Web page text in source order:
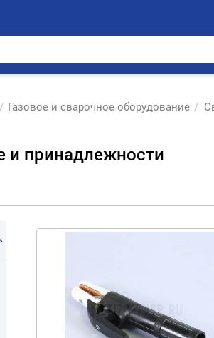
/ Газовое и сварочное оборудование /
и принадлежности